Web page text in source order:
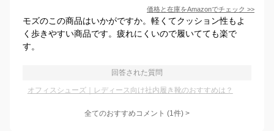
価格と在庫をAmazonでチェック >>
モズのこの商品はいかがですか。軽くてクッション性もよ
く歩きやすい商品です。疲れにくいので履いてても楽で
す。
回答された質問
オフィスシューズ｜レディース向け社内履き靴のおすすめは？
全てのおすすめコメント (1件) >